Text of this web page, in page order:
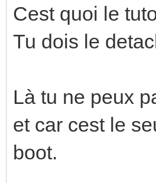
Cest quoi le
Tu dois le
Là tu ne peux
et car cest le
boot.